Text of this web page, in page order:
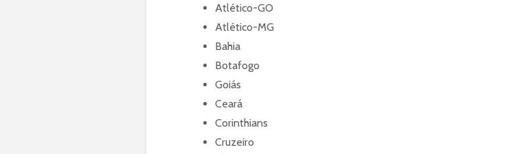
Atlético-GO
Atlético-MG
Bahia
Botafogo
Goiás
Ceará
Corinthians
Cruzeiro